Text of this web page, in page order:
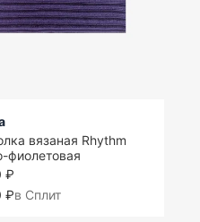
вязаная Rhythm
фиолетовая
₽
₽в Сплит